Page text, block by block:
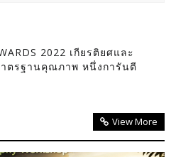
2022 เกียรติยศและ
ตรฐานคุณภาพ หนึ่งการันตี
View More